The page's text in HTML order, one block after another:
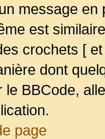
message
est
crochets [
dont
le BBCode,
page